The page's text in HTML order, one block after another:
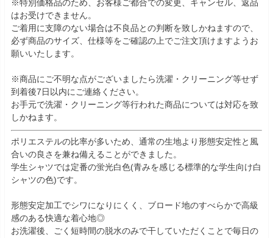
※特別価格品のため、お客様ご都合での変更、キャンセル、返品
はお受けできません。
ご着用に支障のない場合は不良品との判断を致しかねますので、
必ず商品のサイズ、仕様等をご確認の上でご注文頂けますようお
願いいたします。
※商品にご不明な点がございましたら洗濯・クリーニング等せず
到着後7日以内にご連絡ください。
お手元で洗濯・クリーニング等行われた商品については対応を致
しかねます。
ポリエステルの比率が多いため、通常の生地より形態安定性と風
合いの良さを兼ね備えることができました。
学生シャツでは定番の蛍光白色(青みを感じる標準的な学生向け白
シャツの色)です。
形態安定加工でシワになりにくく、ブロード地のすべらかで高級
感のある快適な着心地◎
お洗濯後、ごく短時間の脱水のみで干していただくことで毎日の